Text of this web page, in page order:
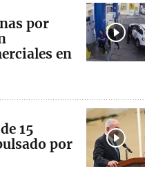
por
en
15
por